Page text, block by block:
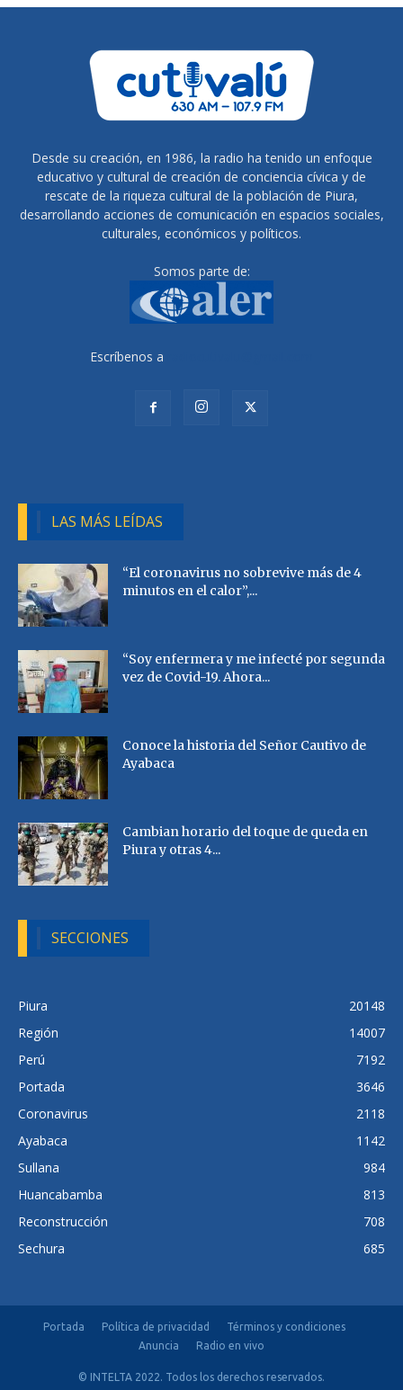
Desde su creación, en 1986, la radio ha tenido un enfoque
educativo y cultural de creación de conciencia cívica y de
rescate de la riqueza cultural de la población de Piura,
desarrollando acciones de comunicación en espacios sociales,
culturales, económicos y políticos.
Somos parte de:
Escríbenos a
LAS MÁS LEÍDAS
“El coronavirus no sobrevive más de 4
minutos en el calor”,...
“Soy enfermera y me infecté por segunda
vez de Covid-19. Ahora...
Conoce la historia del Señor Cautivo de
Ayabaca
Cambian horario del toque de queda en
Piura y otras 4...
SECCIONES
Piura
20148
Región
14007
Perú
7192
Portada
3646
Coronavirus
2118
Ayabaca
1142
Sullana
984
Huancabamba
813
Reconstrucción
708
Sechura
685
Portada Política de privacidad
Términos y condiciones
Anuncia
Radio en vivo
© INTELTA 2022. Todos los derechos reservados.